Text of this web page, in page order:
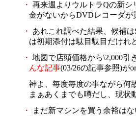
・ 再来週よりウルトラQの新シ
金がないからDVDレコーダ
・
あれこれ調べた結果、候補は
は初期添付は駄目駄目だけれ
・ 地図で店頭価格から\2,000
んな記事(03/26の記事参照)が
神よ、毎度毎度の事ながら何
まぁあくまでも噂だし、現状
・
まだ新マシンを買う余裕は